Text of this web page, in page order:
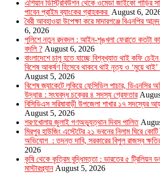
এশিয়ান ডিস্ট্রিবিউশন থেকে ওমেডা জাইকো গাড়ির
পাবেন প্রাইম ব্যাংকের গ্রাহককর August 6,
বৈরী আবহাওয়া উপেক্ষা করে মাদারগঞ্জে বিএনপির
6, 2026
পুলিশে নতুন রদবদল : আইন-শৃঙ্খলা ফেরাতে কতটা
বদলি ? August 6, 2026
​​বাংলাদেশে চালু হতে যাচ্ছে বিশ্বখ্যাত থাই কফি
বিশেষ আকর্ষণ হিসেবে থাকবে থাই নৃত্য ও ‘মুয়ে থাই’
August 5, 2026
বিশেষ জ্যাকেটে লুকিয়ে ফেন্সিডিল পাচার, ডিএনসির
উদ্ধার৷ : সংঘবদ্ধ চক্রের ৪ সদস্য গ্রেফতার
বিসিডিএস সরিষাবাড়ী উপজেলা শাখার ১৭ সদস্যের
August 5, 2026
শরণখোলায় জুলাই গণঅভ্যুত্থান দিবস পালিত
মিরপুর হাউজিং এস্টেটের ২১ ভবনের নিলাম ঘিরে কোটি
অভিযোগ : তদন্ত দাবি, সরকারের বিপুল রাজস্ব
2026
কৃষি থেকে কৃত্রিম বুদ্ধিমত্তা : ভারতের ৫ ট্রিলিয়ন
মাস্টারপ্ল্যান August 5, 2026